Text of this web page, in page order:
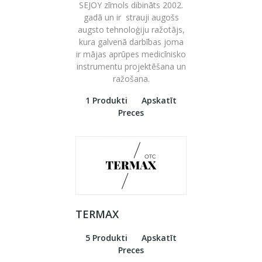
SEJOY zīmols dibināts 2002.
gadā un ir strauji augošs
augsto tehnoloģiju ražotājs,
kura galvenā darbības joma
ir mājas aprūpes medicīnisko
instrumentu projektēšana un
ražošana.
1 Produkti
Apskatīt
Preces
TERMAX
5 Produkti
Apskatīt
Preces